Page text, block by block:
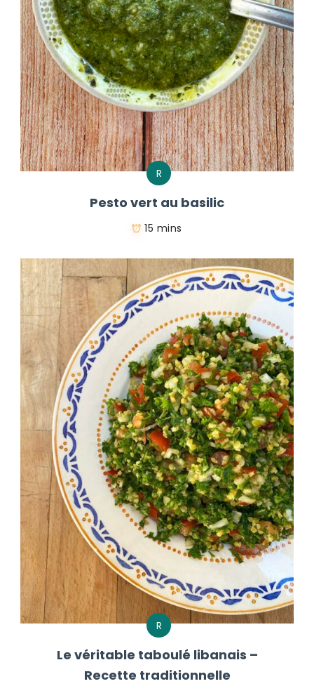
R
Pesto vert au basilic
15 mins
R
Le véritable taboulé libanais –
Recette traditionnelle